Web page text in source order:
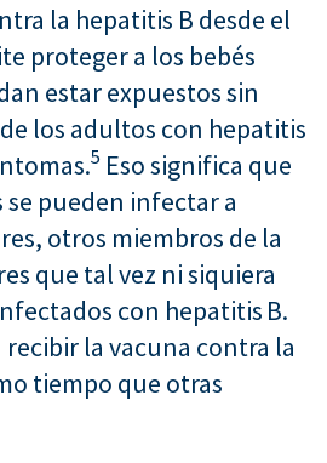
la hepatitis B desde el
proteger a los bebés
estar expuestos sin
los adultos con hepatitis
5 Eso significa que
se pueden infectar a
otros miembros de la
que tal vez ni siquiera
con hepatitis B.
la vacuna contra la
tiempo que otras